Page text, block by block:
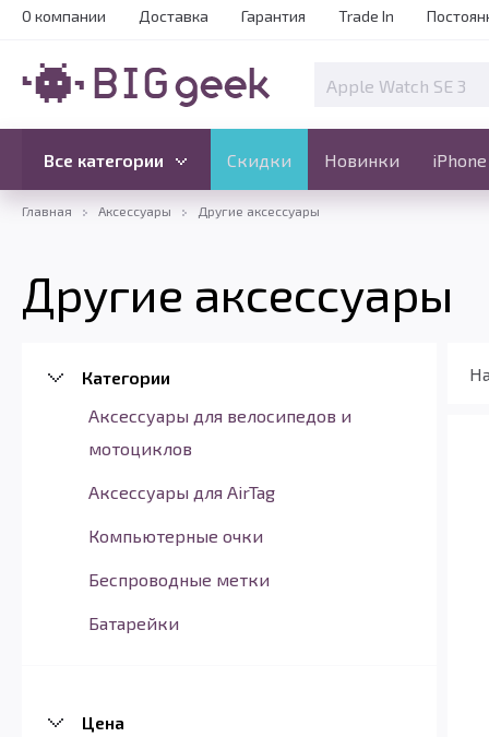
О компании Доставка Гарантия Trade In
Все категории Скидки Новинки iPhone
Скидки Новинки
Все категории
Главная Аксессуары Другие аксессуары
Другие аксессуары
Категории
Аксессуары для велосипедов и
мотоциклов
Аксессуары для AirTag
Компьютерные очки
Беспроводные метки
Батарейки
Цена